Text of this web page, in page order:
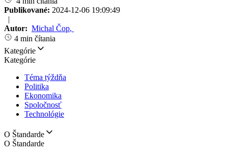
Publikované: 2024-12-06 19:09:49
|
Autor: Michal Čop,
4 min čítania
Kategórie
Kategórie
Téma týždňa
Politika
Ekonomika
Spoločnosť
Technológie
O Štandarde
O Štandarde